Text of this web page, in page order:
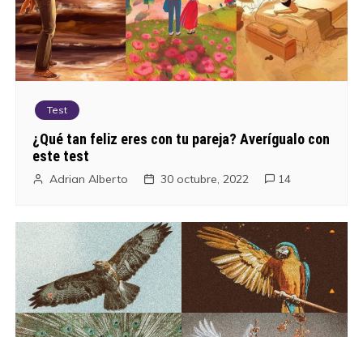
t
r
Test
¿Qué tan feliz eres con tu pareja? Averígualo con
este test
Adrian Alberto 30 octubre, 2022 14